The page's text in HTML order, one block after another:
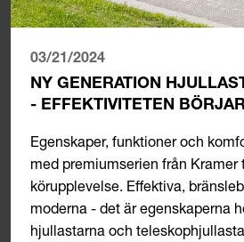
03/21/2024
NY GENERATION
- EFFEKTIVITETEN
Egenskaper, funktioner och
med premiumserien från Kramer
körupplevelse. Effektiva,
moderna - det är egenskaperna
hjullastarna och